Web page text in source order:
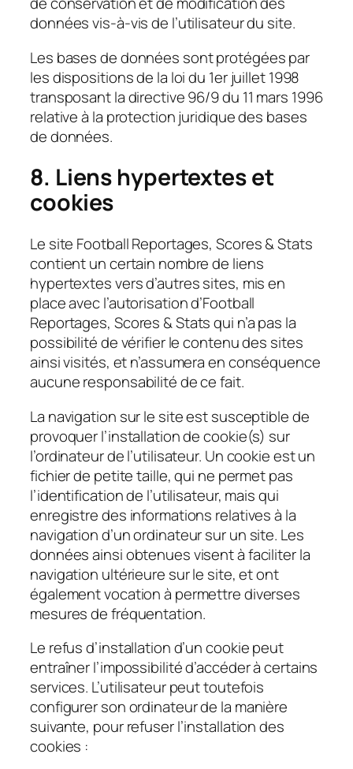
données vis-à-vis de l’utilisateur du site.
Les bases de données sont protégées par
les dispositions de la loi du 1er juillet 1998
transposant la directive 96/9 du 11 mars 1996
relative à la protection juridique des bases
de données.
8. Liens hypertextes et
cookies
Le site Football Reportages, Scores & Stats
contient un certain nombre de liens
hypertextes vers d’autres sites, mis en
place avec l’autorisation d’Football
Reportages, Scores & Stats qui n’a pas la
possibilité de vérifier le contenu des sites
ainsi visités, et n’assumera en conséquence
aucune responsabilité de ce fait.
La navigation sur le site est susceptible de
provoquer l’installation de cookie(s) sur
l’ordinateur de l’utilisateur. Un cookie est un
fichier de petite taille, qui ne permet pas
l’identification de l’utilisateur, mais qui
enregistre des informations relatives à la
navigation d’un ordinateur sur un site. Les
données ainsi obtenues visent à faciliter la
navigation ultérieure sur le site, et ont
également vocation à permettre diverses
mesures de fréquentation.
Le refus d’installation d’un cookie peut
entraîner l’impossibilité d’accéder à certains
services. L’utilisateur peut toutefois
configurer son ordinateur de la manière
suivante, pour refuser l’installation des
cookies :